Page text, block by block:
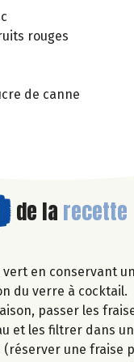
rouges
de canne
de la recette
en conservant
du verre à cocktail.
passer les
et les filtrer dans
une fraise